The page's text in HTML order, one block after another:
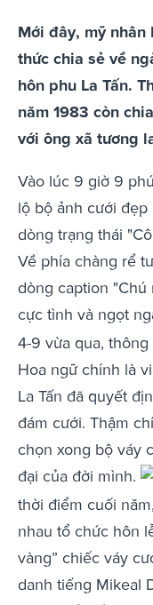
Mới đây, mỹ
thức chia sẻ về
hôn phu La Tấn.
năm 1983 còn
với ông xã tương
Vào lúc 9 giờ 9
lộ bộ ảnh cưới
dòng trạng thái
Về phía chàng rể
dòng caption "Chú
cực tình và ngọt
4-9 vừa qua,
Hoa ngữ chính là
La Tấn đã quyết
đám cưới. Thậm
chọn xong bộ váy
đại của đời mình.
thời điểm cuối
nhau tổ chức hôn
vàng” chiếc váy
danh tiếng Mikeal